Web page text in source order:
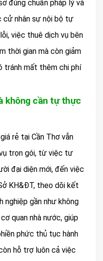
đúng chuẩn pháp lý và
cử nhân sự nội bộ tự
việc thuê dịch vụ bên
thời gian mà còn giảm
tránh mất thêm chi phí
không cần tự thực
rẻ tại Cần Thơ vẫn
trọn gói, từ việc tư
đại diện mới, đến việc
KH&ĐT, theo dõi kết
nghiệp gần như không
quan nhà nước, giúp
phức thủ tục hành
hỗ trợ luôn cả việc